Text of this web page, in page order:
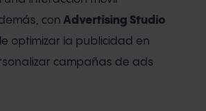
con Advertising Studio
optimizar la publicidad en
campañas de ads